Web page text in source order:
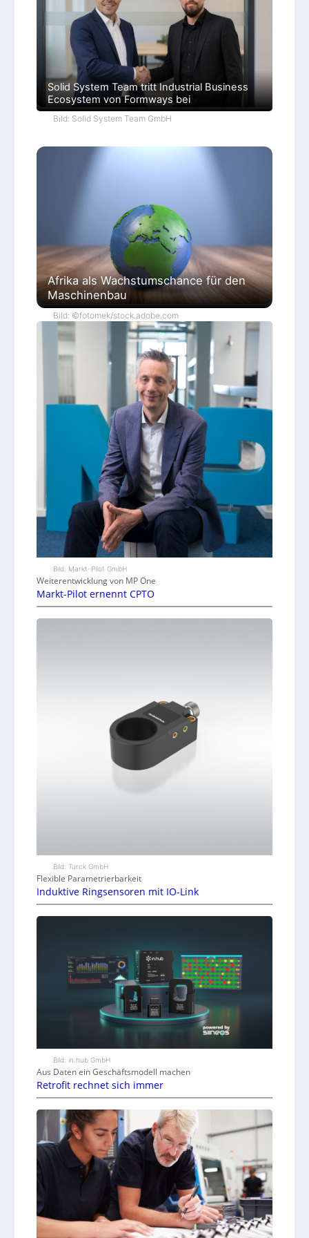
Solid System Team tritt Industrial Business
Ecosystem von Formways bei
Bild: Solid System Team GmbH
Afrika als Wachstumschance für den
Maschinenbau
Bild: ©fotomek/stock.adobe.com
Bild: Markt-Pilot GmbH
Weiterentwicklung von MP One
Markt-Pilot ernennt CPTO
Bild: Turck GmbH
Flexible Parametrierbarkeit
Induktive Ringsensoren mit IO-Link
Bild: in.hub GmbH
Aus Daten ein Geschäftsmodell machen
Retrofit rechnet sich immer